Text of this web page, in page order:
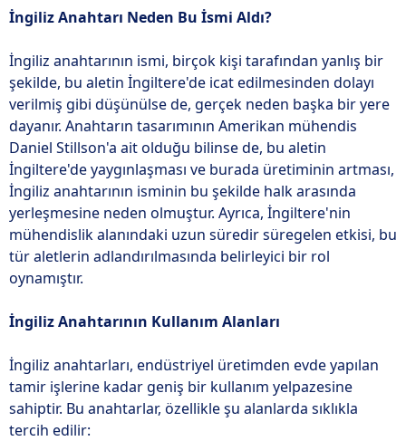
İngiliz Anahtarı Neden Bu İsmi Aldı?
İngiliz anahtarının ismi, birçok kişi tarafından yanlış bir
şekilde, bu aletin İngiltere'de icat edilmesinden dolayı
verilmiş gibi düşünülse de, gerçek neden başka bir yere
dayanır. Anahtarın tasarımının Amerikan mühendis
Daniel Stillson'a ait olduğu bilinse de, bu aletin
İngiltere'de yaygınlaşması ve burada üretiminin artması,
İngiliz anahtarının isminin bu şekilde halk arasında
yerleşmesine neden olmuştur. Ayrıca, İngiltere'nin
mühendislik alanındaki uzun süredir süregelen etkisi, bu
tür aletlerin adlandırılmasında belirleyici bir rol
oynamıştır.
İngiliz Anahtarının Kullanım Alanları
İngiliz anahtarları, endüstriyel üretimden evde yapılan
tamir işlerine kadar geniş bir kullanım yelpazesine
sahiptir. Bu anahtarlar, özellikle şu alanlarda sıklıkla
tercih edilir: